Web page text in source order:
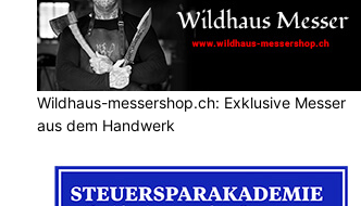
Wildhaus-messershop.ch: Exklusive Messer
aus dem Handwerk